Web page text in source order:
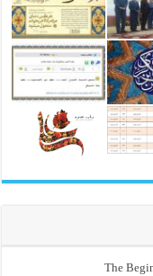
The